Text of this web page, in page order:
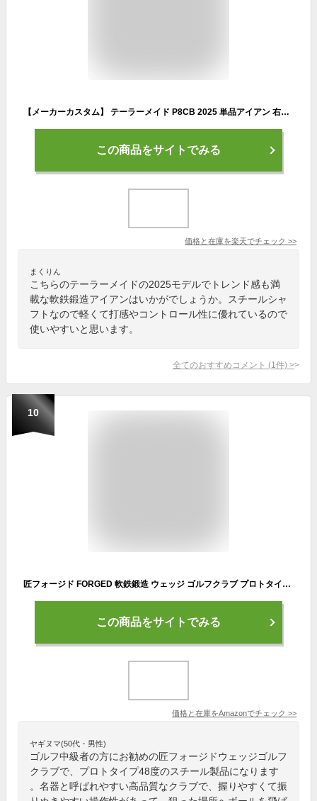
【メーカーカスタム】 テーラーメイド P8CB 2025 単品アイアン 右用 N.S.PRO 950GH neo スチールシャフト [日本正規品] 【 2025年モデル 】 TaylorMade Pシリーズ カスタムクラブ 軟鉄鍛造 やさしい 【 テーラーメイド アイアン 】
この商品をサイトでみる
価格と在庫を楽天でチェック >>
まくりん
こちらのテーラーメイドの2025モデルでトレンド感も満
載な軟鉄鍛造アイアンはいかがでしょうか。スチールシャ
フトなので軽くて打感やコントロール性に優れているので
使いやすいと思います。
全てのおすすめコメント (1 件) >
10
匠フォージド FORGED 軟鉄鍛造 ウェッジ ゴルフクラブ プロトタイプ48度 女性用(L)NS92ｇスチール
この商品をサイトでみる
価格と在庫をAmazonでチェック >>
ヤギヌマ(50代・男性)
ゴルフ中級者の方にお勧めの匠フォージドウェッジゴルフ
クラブで、プロトタイプ48度のスチール製品になります
。名器と呼ばれやすい高品質なクラブで、握りやすくて振